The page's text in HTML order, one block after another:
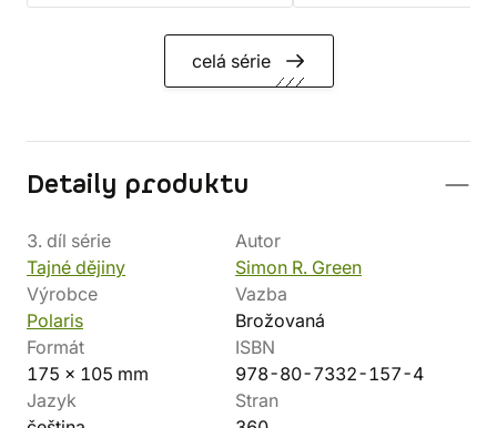
celá série
Detaily produktu
3. díl série
Tajné dějiny
Autor
Simon R. Green
Výrobce
Polaris
Vazba
Brožovaná
Formát
175 x 105 mm
ISBN
978-80-7332-157-4
Jazyk
Stran